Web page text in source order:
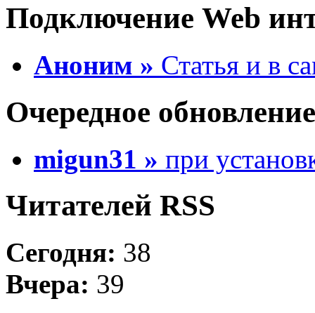
Подключение Web
Аноним » Статья и в
Очередное
migun31 » при
Читателей RSS
Сегодня: 38
Вчера: 39